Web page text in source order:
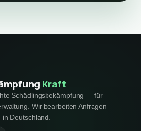
Kraft
Schädlingsbekämpfung — für
Wir bearbeiten Anfragen
Deutschland.